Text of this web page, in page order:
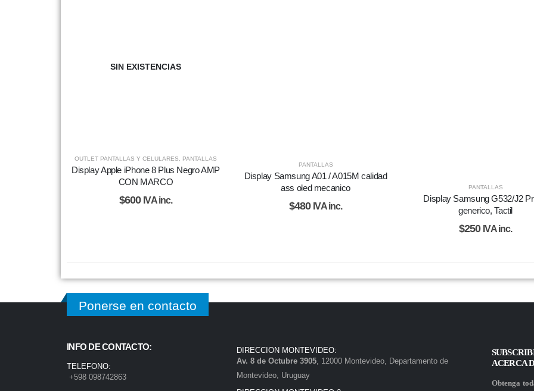
SIN EXISTENCIAS
OUTLET PANTALLAS Y CELULARES PANTALLAS
Display Apple iPhone 8 Plus Negro AMP
CON MARCO
$600 IVA inc.
PANTALLAS
Display Samsung A01 / A015M calidad
ass oled mecanico
$480 IVA inc.
PANTALLAS
Display Samsung G532/J2
generico, Tactil
$250 IVA inc.
Ponerse en contacto
INFO DE CONTACTO:
TELEFONO:
+598 098742863
DIRECCION MONTEVIDEO:
Av. 8 de Octubre 3905 , 12000 Montevideo, Departamento de
Montevideo, Uruguay
ACERCA
Obtenga